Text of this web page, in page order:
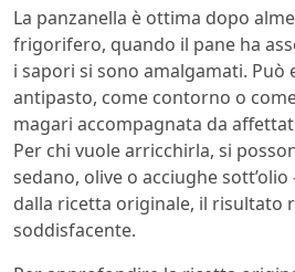
La panzanella è ottima dopo
frigorifero, quando il pane ha
i sapori si sono amalgamati. Può
antipasto, come contorno o
magari accompagnata da
Per chi vuole arricchirla, si
sedano, olive o acciughe
dalla ricetta originale, il risultato
soddisfacente.